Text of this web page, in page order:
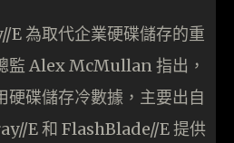
為取代企業硬碟儲存的重
監 Alex McMullan 指出，
硬碟儲存冷數據，主要出自
E 和 FlashBlade//E 提供